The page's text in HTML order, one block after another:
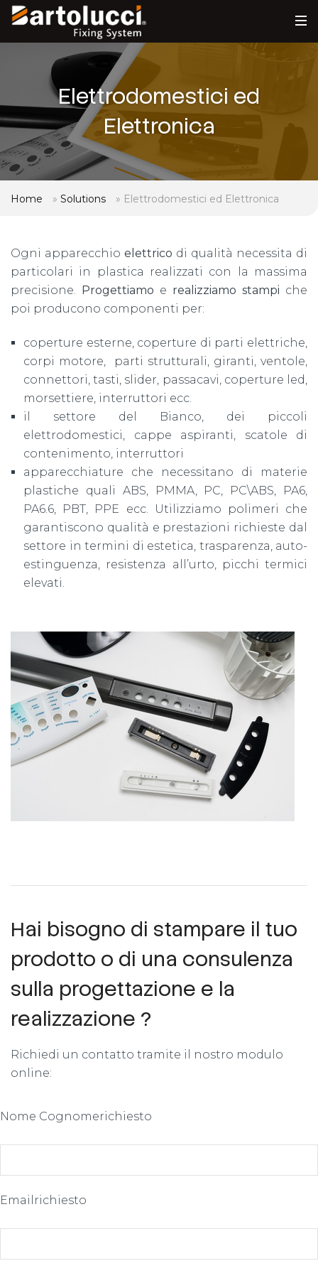
Elettrodomestici ed
Elettronica
Home » Solutions » Elettrodomestici ed Elettronica
Ogni apparecchio elettrico di qualità necessita di
particolari in plastica realizzati con la massima
precisione. Progettiamo e realizziamo stampi che
poi producono componenti per:
coperture esterne, coperture di parti elettriche,
corpi motore, parti strutturali, giranti, ventole,
connettori, tasti, slider, passacavi, coperture led,
morsettiere, interruttori ecc.
il settore del Bianco, dei piccoli
elettrodomestici, cappe aspiranti, scatole di
contenimento, interruttori
apparecchiature che necessitano di materie
plastiche quali ABS, PMMA, PC, PC\ABS, PA6,
PA6.6, PBT, PPE ecc. Utilizziamo polimeri che
garantiscono qualità e prestazioni richieste dal
settore in termini di estetica, trasparenza, auto-
estinguenza, resistenza all’urto, picchi termici
elevati.
Hai bisogno di stampare il tuo
prodotto o di una consulenza
sulla progettazione e la
realizzazione ?
Richiedi un contatto tramite il nostro modulo
online:
Nome Cognomerichiesto
Email richiesto